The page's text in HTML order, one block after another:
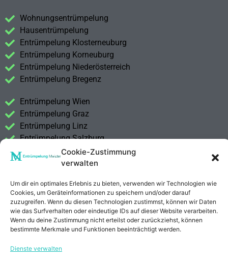
Cookie-Zustimmung
verwalten
Um dir ein optimales Erlebnis zu bieten, verwenden wir Technologien wie
Cookies, um Geräteinformationen zu speichern und/oder darauf
zuzugreifen. Wenn du diesen Technologien zustimmst, können wir Daten
wie das Surfverhalten oder eindeutige IDs auf dieser Website verarbeiten.
Wenn du deine Zustimmung nicht erteilst oder zurückziehst, können
bestimmte Merkmale und Funktionen beeinträchtigt werden.
Dienste verwalten
Wohnungsentrümpelung
Hausentrümpelung
Entrümpelung Klosterneuburg
Entrümpelung Korneuburg
Entrümpelung Niederösterreich
Entrümpelung Bregenz
Entrümpelung Wien
Entrümpelung Graz
Entrümpelung Linz
Entrümpelung Salzburg
Entrümpelung Vorarlberg
Entrümpelung Steiermark
Kontakt
Impressum
Datenschutzerklärung